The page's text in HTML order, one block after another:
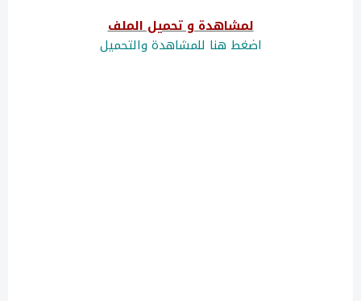
لمشاهدة و تحميل الملف
اضغط هنا للمشاهدة والتحميل